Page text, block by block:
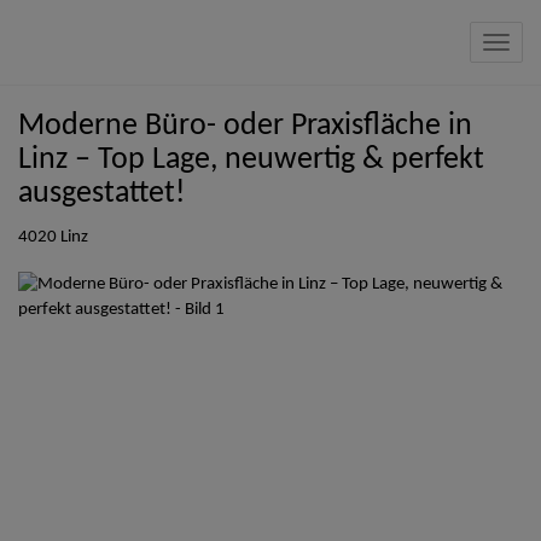
Moderne Büro- oder Praxisfläche in
Linz – Top Lage, neuwertig & perfekt
ausgestattet!
4020 Linz